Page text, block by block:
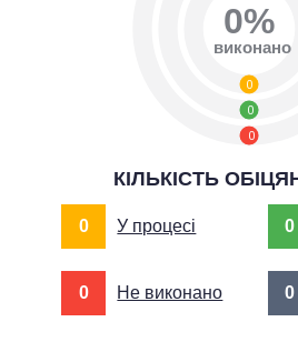
0
0
0
0%
виконано
КІЛЬКІСТЬ
0 У процесі 0
0 Не виконано 0